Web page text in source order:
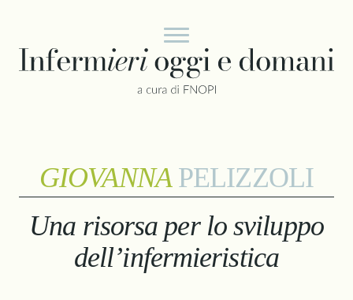
GIOVANNAPELIZZOLI
Una risorsa per lo sviluppo
dell’infermieristica